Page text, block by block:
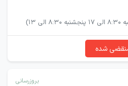
۱۳)
شده
بروزرسانی